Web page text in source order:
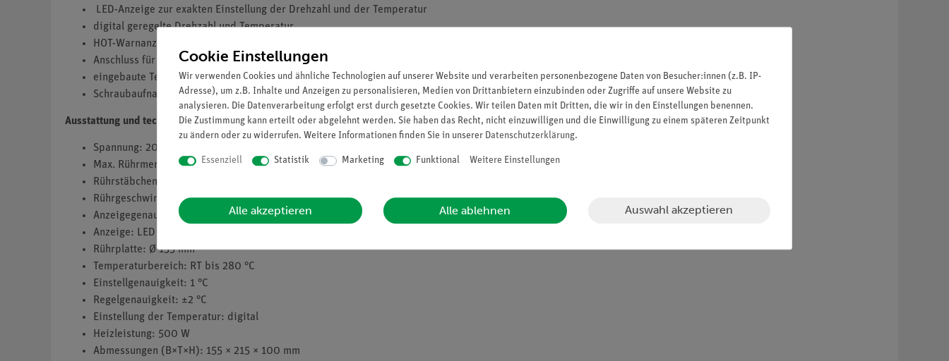
LED-Anzeige zur exakten Einstellung der Drehzahl und der Temperatur
digital geregelte Drehzahl und Temperatur
HOT-Warnanzeige, auch bei ausgeschaltetem Gerät
Anschluss für PT-1000
eingebaute Temperaturregelfunktion
Schraubaufnahme für Stativstange
Ausstattung und technische Daten
Spannung: 200-240 V
Max. Rührmenge (H₂O): 3 l
Rührstäbchen: max. 50 mm
Rührgeschwindigkeit: 100 bis 1500 rpm
Anzeigegenauigkeit: 10 rpm
Anzeige: LED
Rührplatte: Ø 135 mm
Temperaturbereich: RT bis 280 °C
Einstellgenauigkeit: 1 °C
Regelgenauigkeit: ±2 °C
Einstellung der Temperatur: digital
Heizleistung: 500 W
Abmessungen (B×T×H): 155 × 215 × 100 mm
Cookie Einstellungen
Wir verwenden Cookies und ähnliche Technologien auf unserer Website und verarbeiten personenbezogene Daten von Besucher:innen (z.B. IP-
Adresse), um z.B. Inhalte und Anzeigen zu personalisieren, Medien von Drittanbietern einzubinden oder Zugriffe auf unsere Website zu
analysieren. Die Datenverarbeitung erfolgt erst durch gesetzte Cookies. Wir teilen Daten mit Dritten, die wir in den Einstellungen benennen.
Die Zustimmung kann erteilt oder abgelehnt werden. Sie haben das Recht, nicht einzuwilligen und die Einwilligung zu einem späteren Zeitpunkt
zu ändern oder zu widerrufen. Weitere Informationen finden Sie in unserer Daten­schutz­erklärung.
Essenziell Statistik Marketing Funktional Weitere Einstellungen
Alle akzeptieren Alle ablehnen Auswahl akzeptieren